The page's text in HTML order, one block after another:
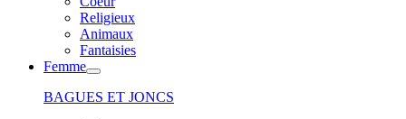
Religieux
Animaux
Fantaisies
Femme
BAGUES ET JONCS